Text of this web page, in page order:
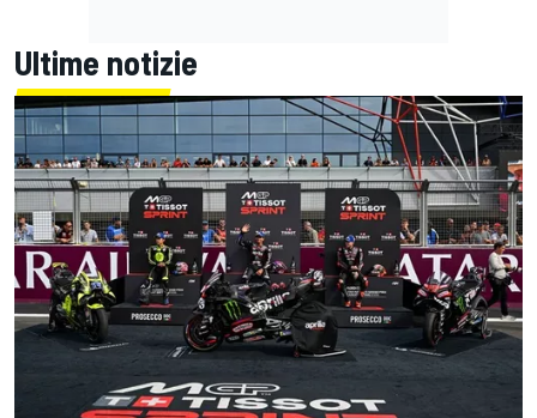
Ultime notizie